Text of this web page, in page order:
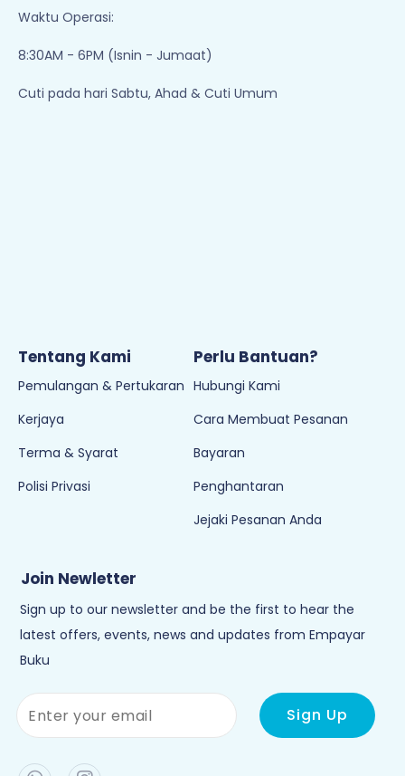
Waktu Operasi:
8:30AM - 6PM (Isnin - Jumaat)
Cuti pada hari Sabtu, Ahad & Cuti Umum
Tentang Kami
Pemulangan & Pertukaran
Kerjaya
Terma & Syarat
Polisi Privasi
Perlu Bantuan?
Hubungi Kami
Cara Membuat Pesanan
Bayaran
Penghantaran
Jejaki Pesanan Anda
Join Newletter
Sign up to our newsletter and be the first to hear the
latest offers, events, news and updates from Empayar
Buku